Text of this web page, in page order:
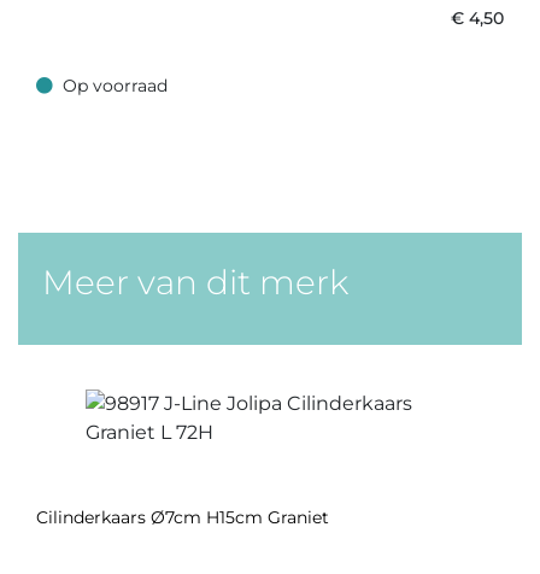
€ 4,50
Op voorraad
Op voorraad
Meer van dit merk
Cilinderkaars Ø7cm H15cm Graniet